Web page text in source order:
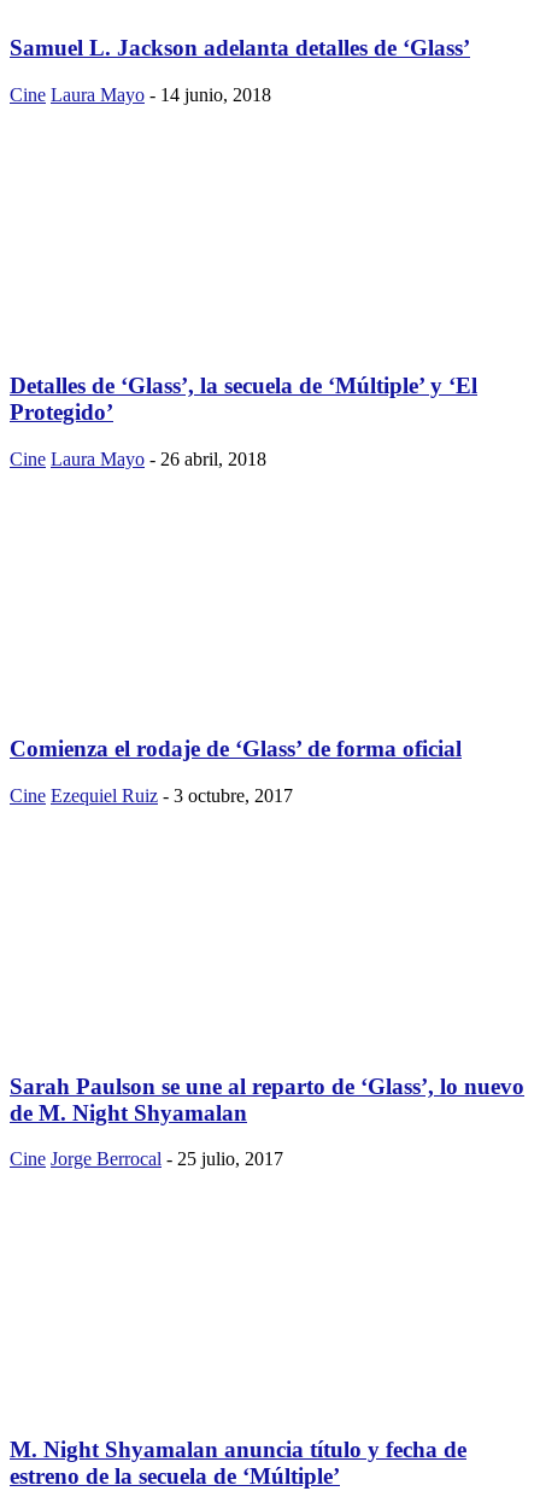
Samuel L. Jackson adelanta detalles de ‘Glass’
Cine Laura Mayo - 14 junio, 2018
Detalles de ‘Glass’, la secuela de ‘Múltiple’ y ‘El
Protegido’
Cine Laura Mayo - 26 abril, 2018
Comienza el rodaje de ‘Glass’ de forma oficial
Cine Ezequiel Ruiz - 3 octubre, 2017
Sarah Paulson se une al reparto de ‘Glass’, lo nuevo
de M. Night Shyamalan
Cine Jorge Berrocal - 25 julio, 2017
M. Night Shyamalan anuncia título y fecha de
estreno de la secuela de ‘Múltiple’